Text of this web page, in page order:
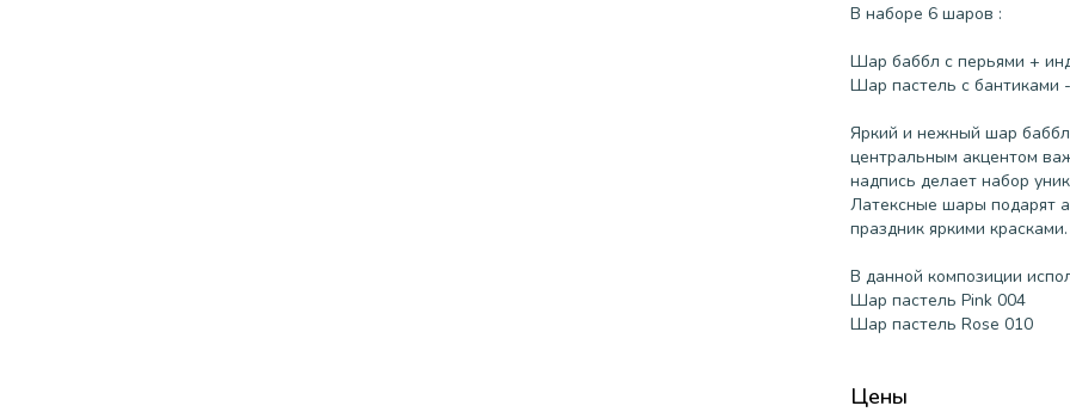
В наборе 6 шаров :
Шар баббл с перьями +
Шар пастель с бантиками
Яркий и нежный шар
центральным акцентом
надпись делает набор
Латексные шары подарят
праздник яркими красками.
В данной композиции
Шар пастель Pink 004
Шар пастель Rose 010
Цены